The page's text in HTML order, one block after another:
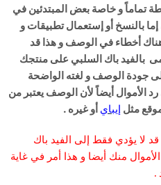
تماماً و خاصة بعض المبتدئين في
بالنسخ أو إستعمال تطبيقات و
أخطاء في الوصف و هذا قد
بالفيد باك السلبي على منتجك
جودة الوصف و لغته الواضحة
الأموال أيضاً لأن الوصف يعتبر من
مثلإيبايأو غيره .
لا يؤدي فقط إلى الفيد باك
منك أيضا و هذا أمر في غاية
.